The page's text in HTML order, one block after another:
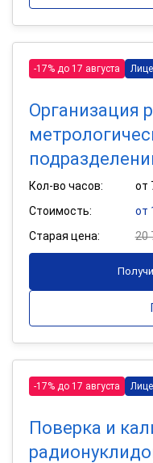
-17% до 17 августа
Организация
Кол-во часов:
от
Стоимость:
от
Старая цена:
20
-17% до 17 августа
Поверка и